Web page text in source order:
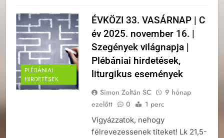
PLÉBÁNIAI
HIRDETÉSEK
ÉVKÖZI 33. VASÁRNAP | C
év 2025. november 16. |
Szegények világnapja |
Plébániai hirdetések,
liturgikus események
Simon Zoltán SC
9 hónap
ezelőtt
0 1 perc
Vigyázzatok, nehogy
félrevezessenek titeket! Lk 21,5-